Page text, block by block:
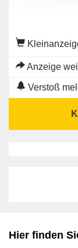
Anzeige
Verstoß
Hier finden